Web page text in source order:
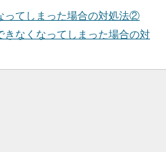
ってしまった場合の対処法②
きなくなってしまった場合の対